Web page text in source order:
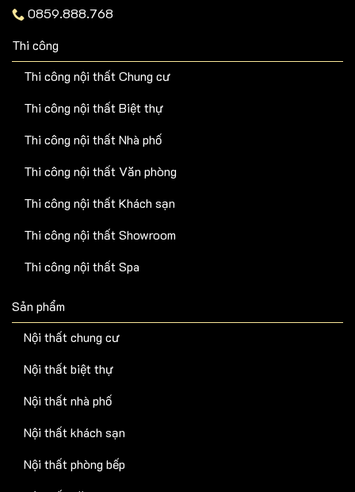
0859.888.768
Thi công
Thi công nội thất Chung cư
Thi công nội thất Biệt thự
Thi công nội thất Nhà phố
Thi công nội thất Văn phòng
Thi công nội thất Khách sạn
Thi công nội thất Showroom
Thi công nội thất Spa
Sản phẩm
Nội thất chung cư
Nội thất biệt thự
Nội thất nhà phố
Nội thất khách sạn
Nội thất phòng bếp